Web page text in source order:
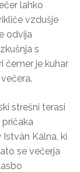
lahko
vzdušje
odvija
s
čemer je kuhar
strešni terasi
Kálna, ki
se večerja